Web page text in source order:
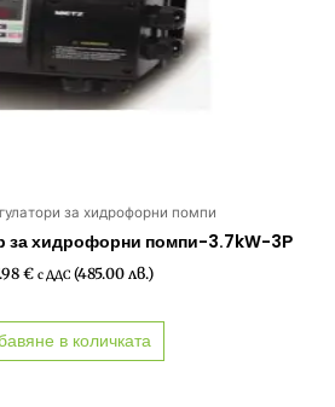
за хидрофорни помпи
за хидрофорни помпи-3.7kW-3Р
€ с ДДС (485.00 лв.)
в количката